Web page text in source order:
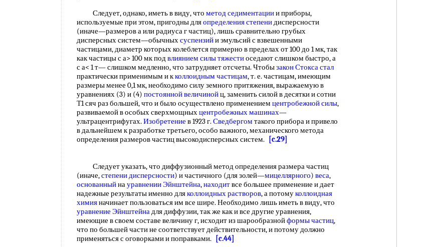
Следует, однако, иметь в виду, что метод седиментациии приборы,
используемые при этом, пригодны дляопределения степенидисперсности
(иначе—размеров а или радиуса г частиц), лишь сравнительно грубых
дисперсных систем—обычныхсуспензийи эмульсий с взвешенными
частицами, диаметр которых колеблется примерно в пределах от 100 до 1 мк, так
как частицы с а> 100 мк подвлиянием силы тяжестиоседают слишком быстро, а
с а< 1 т— слишком медленно, что затрудняет отсчеты. Чтобызакон Стоксастал
практически применимым и кколлоидным частицам, т. е. частицам, имеющим
размеры менее 0,1 мк, необходимо силу земного притяжения, выражаемую в
уравнениях (3) и (4) постояннойвеличинойц, заменить силой в десятки и сотни
Т1 сяч раз большей, что и было осуществлено применением центробежной силы,
развиваемой в особых сверхмощныхцентробежных машинах—
ультрацентрифугах.Изобретение в 1923 г.Сведбергом такого прибора и привело
в дальнейшем к разработке третьего, особо важного, механического метода
определения размеров частиц высокодисперсных систем.
[c.29]
Следует указать, что диффузионный метод определения размера частиц
(иначе,степени дисперсности) и частичного (для золей—мицеллярного) веса,
основанныйнауравнении Эйнштейна,находитвсе большее применение и дает
надежные результаты именно дляколлоидных растворов, а потомуколлоидная
химияначинает пользоваться им все шире. Необходимо лишь иметь в виду, что
уравнение Эйнштейнадля диффузии, так же как и все другие уравнения,
имеющие в своем составе величину г, исходит из шарообразнойформы частиц,
что по большей части не соответствует действительности, и потому должно
применяться с оговорками и поправками.
[c.44]